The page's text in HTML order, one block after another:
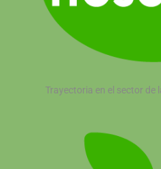
Trayectoria en el sector de